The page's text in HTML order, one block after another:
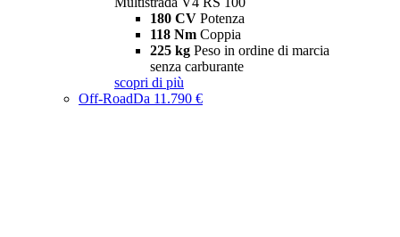
180 CV Potenza
118 Nm Coppia
225 kg Peso in ordine di marcia
senza carburante
scopri di più
Off-RoadDa 11.790 €